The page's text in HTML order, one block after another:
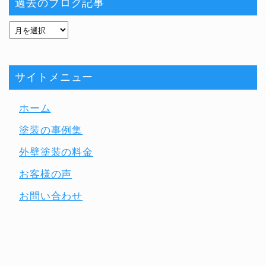
過去のブログ記事
サイトメニュー
ホーム
塗装の事例集
外壁塗装の料金
お客様の声
お問い合わせ